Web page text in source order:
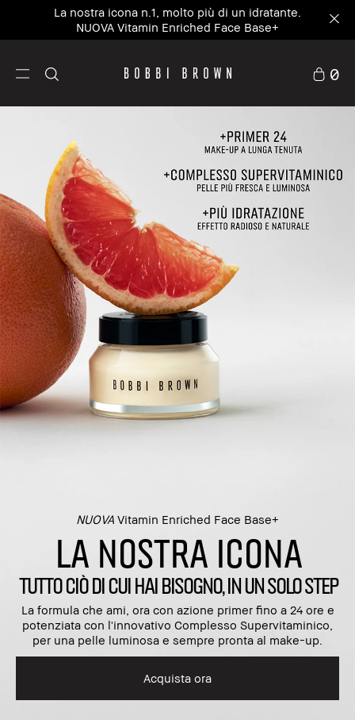
La nostra icona n.1, molto più di un idratante.
NUOVA Vitamin Enriched Face Base+
0
NUOVA Vitamin Enriched Face Base+​
LA NOSTRA ICONA
TUTTO CIÒ DI CUI HAI BISOGNO, IN UN SOLO STEP
La formula che ami, ora con azione primer fino a 24 ore e
potenziata con l'innovativo Complesso Supervitaminico,
per una pelle luminosa e sempre pronta al make-up.
Acquista ora